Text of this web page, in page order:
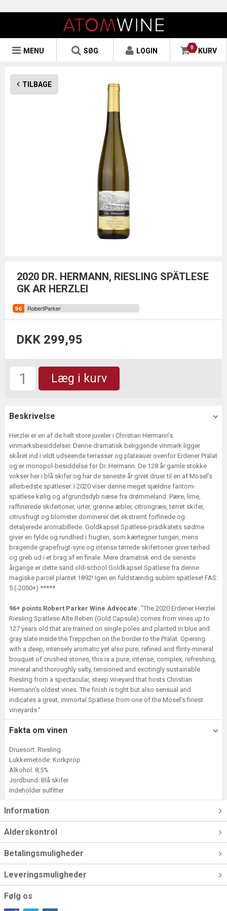
0 KURV
LOGIN
SØG
MENU
TILBAGE
2020 DR. HERMANN, RIESLING SPÄTLESE
GK AR HERZLEI
RobertParker
DKK 299,95
Læg i kurv
Beskrivelse
Herzlei er en af de helt store juveler i Christian Hermann's
vinmarksbesiddelser. Denne dramatisk beliggende vinmark ligger
skåret ind i vildt udseende terrasser og plateauer ovenfor Erdener Prälat
og er monopol-besiddelse for Dr. Hermann. De 128 år gamle stokke
vokser her i blå skifer og har de seneste år givet druer til en af Mosel's
allerbedste spätleser. I 2020 viser denne meget sjældne fantom-
spätlese kølig og afgrundsdyb næse fra drømmeland: Pære, lime,
raffinerede skifertoner, urter, grønne æbler, citrongræs, tørret skifer,
citrusfrugt og blomster dominerer det ekstremt forfinede og
detaljerede aromabillede. Goldkapsel Spätlese-prädikatets sødme
giver en fylde og rundhed i frugten, som kærtegner tungen, mens
bragende grapefrugt-syre og intense tørrede skifertoner giver tørhed
og greb ud i et brag af en finale. Mere dramatisk end de seneste
årgange er dette sand old-school Goldkapsel Spätlese fra denne
magiske parcel plantet 1892! Igen en fuldstændig sublim spätlese! FAS:
5 (-2050+) *****
96+ points Robert Parker Wine Advocate: "The 2020 Erdener Herzlei
Riesling Spätlese Alte Reben (Gold Capsule) comes from vines up to
127 years old that are trained on single poles and planted in blue and
gray slate inside the Treppchen on the border to the Prälat. Opening
with a deep, intensely aromatic yet also pure, refined and flinty-mineral
bouquet of crushed stones, this is a pure, intense, complex, refreshing,
mineral and thoroughly salty, tensioned and excitingly sustainable
Riesling from a spectacular, steep vineyard that hosts Christian
Hermann's oldest vines. The finish is tight but also sensual and
indicates a great, immortal Spätlese from one of the Mosel's finest
vineyards."
Fakta om vinen
Druesort: Riesling
Lukkemetode: Korkprop
Alkohol: 8,5%
Jordbund: Blå skifer
Indeholder sulfitter
Information
Alderskontrol
Betalingsmuligheder
Leveringsmuligheder
Følg os